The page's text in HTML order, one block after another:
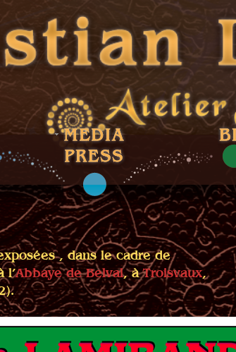
, dans le cadre de
l’Abbaye de Belval, àTroisvaux,